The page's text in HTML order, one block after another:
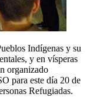
Indígenas y su
y en vísperas
organizado
para este día 20 de
Refugiadas.